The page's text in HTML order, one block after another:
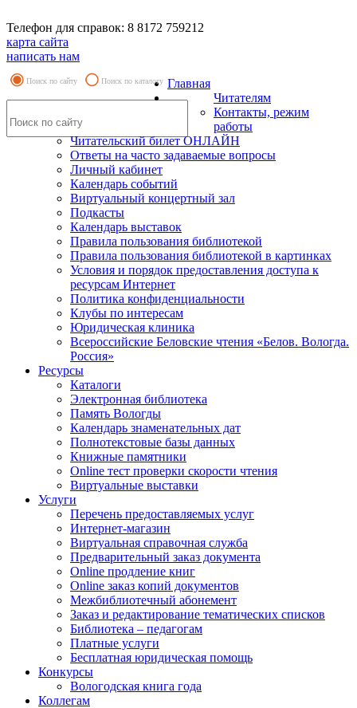
Телефон для справок: 8 8172 759212
карта сайта
написать нам
Поиск по сайту Поиск по каталогу Главная
Читателям
Контакты, режим
работы
Читательский билет ОНЛАЙН
Ответы на часто задаваемые вопросы
Личный кабинет
Календарь событий
Виртуальный концертный зал
Подкасты
Календарь выставок
Правила пользования библиотекой
Правила пользования библиотекой в картинках
Условия и порядок предоставления доступа к
ресурсам Интернет
Политика конфиденциальности
Клубы по интересам
Юридическая клиника
Всероссийские Беловские чтения «Белов. Вологда.
Россия»
Ресурсы
Каталоги
Электронная библиотека
Память Вологды
Календарь знаменательных дат
Полнотекстовые базы данных
Книжные памятники
Online тест проверки скорости чтения
Виртуальные выставки
Услуги
Перечень предоставляемых услуг
Интернет-магазин
Виртуальная справочная служба
Предварительный заказ документа
Online продление книг
Online заказ копий документов
Межбиблиотечный абонемент
Заказ и редактирование тематических списков
Библиотека – педагогам
Платные услуги
Бесплатная юридическая помощь
Конкурсы
Вологодская книга года
Коллегам